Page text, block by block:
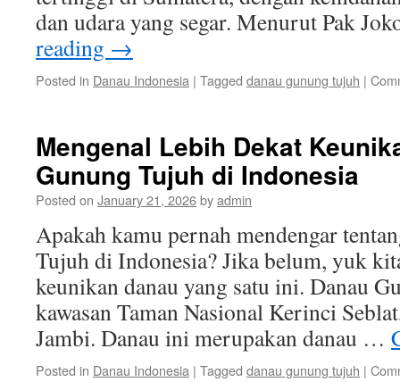
dan udara yang segar. Menurut Pak
reading →
Posted in Danau Indonesia | Tagged danau gunung tujuh |
Mengenal Lebih Dekat
Gunung Tujuh di Indonesia
Posted on January 21, 2026byadmin
Apakah kamu pernah mendengar
Tujuh di Indonesia? Jika belum, yuk
keunikan danau yang satu ini. Danau
kawasan Taman Nasional Kerinci
Jambi. Danau ini merupakan danau …
Posted in Danau Indonesia | Tagged danau gunung tujuh |